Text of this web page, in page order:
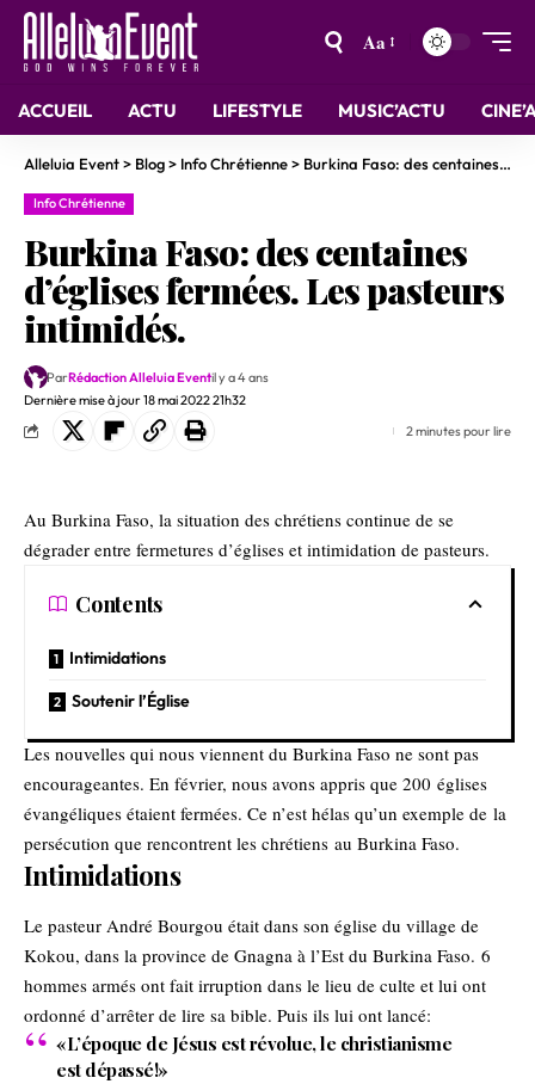
Aa
ACCUEIL ACTU LIFESTYLE MUSIC’ACTU
Alleluia Event> Blog> Info Chrétienne> Burkina Faso: des centaines d’églises fermées. Les pasteurs intimidés.
Info Chrétienne
Burkina Faso: des centaines
d’églises fermées. Les pasteurs
intimidés.
Dernière mise à jour 18 mai 2022 21h32
ParRédaction Alleluia Eventil y a 4 ans
2 minutes pour lire
Au Burkina Faso, la situation des chrétiens continue de se
dégrader entre fermetures d’églises et intimidation de pasteurs.
Contents
Intimidations
Soutenir l’Église
Les nouvelles qui nous viennent du Burkina Faso ne sont pas
encourageantes. En février, nous avons appris que 200 églises
évangéliques étaient fermées. Ce n’est hélas qu’un exemple de la
persécution que rencontrent les chrétiens au Burkina Faso.
Intimidations
Le pasteur André Bourgou était dans son église du village de
Kokou, dans la province de Gnagna à l’Est du Burkina Faso. 6
hommes armés ont fait irruption dans le lieu de culte et lui ont
ordonné d’arrêter de lire sa bible. Puis ils lui ont lancé:
«L’époque de Jésus est révolue, le christianisme
est dépassé!»